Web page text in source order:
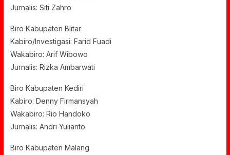
Jurnalis: Siti Zahro
Biro Kabupaten Blitar
Kabiro/Investigasi: Farid Fuadi
Wakabiro: Arif Wibowo
Jurnalis: Rizka Ambarwati
Biro Kabupaten Kediri
Kabiro: Denny Firmansyah
Wakabiro: Rio Handoko
Jurnalis: Andri Yulianto
Biro Kabupaten Malang